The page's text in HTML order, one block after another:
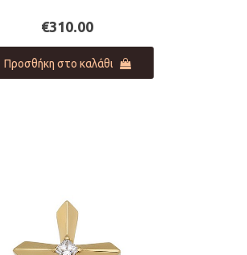
€310.00
Προσθήκη στο καλάθι